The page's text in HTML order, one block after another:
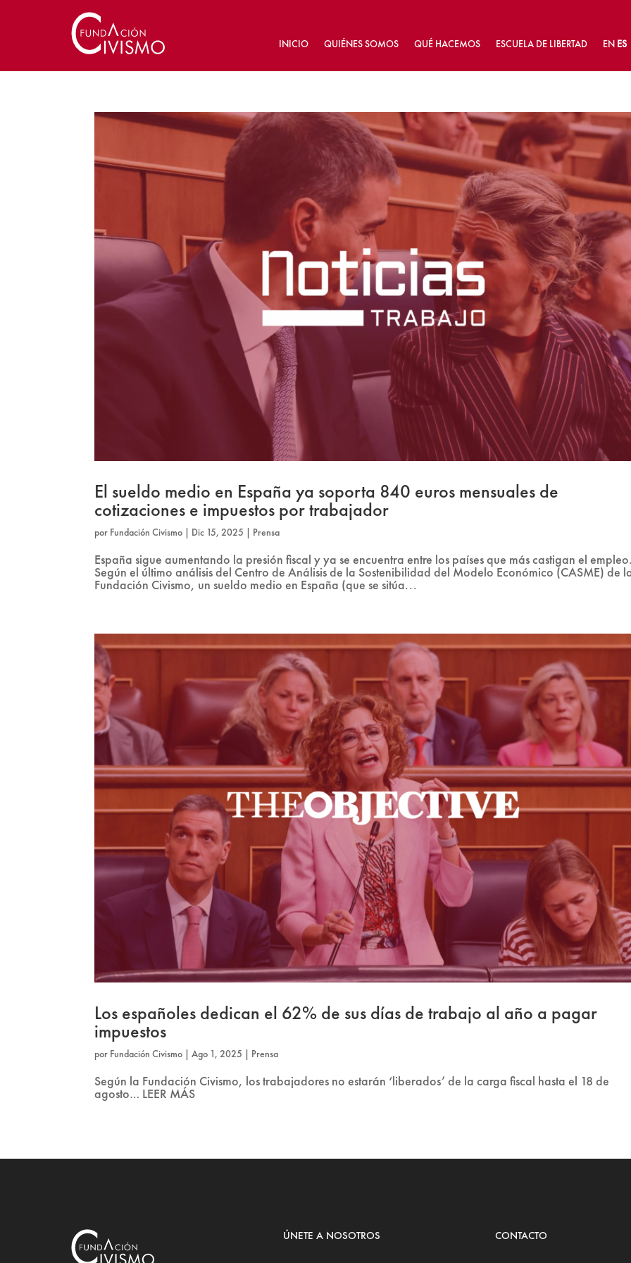
INICIO QUIÉNES SOMOS QUÉ HACEMOS ESCUELA DE LIBERTAD EN ES
El sueldo medio en España ya soporta 840 euros mensuales de
cotizaciones e impuestos por trabajador
por Fundación Civismo | Dic 15, 2025 | Prensa
España sigue aumentando la presión fiscal y ya se encuentra entre los países que más castigan el
Según el último análisis del Centro de Análisis de la Sostenibilidad del Modelo Económico (CASME) de
Fundación Civismo, un sueldo medio en España (que se sitúa...
Los españoles dedican el 62% de sus días de trabajo al año a pagar
impuestos
por Fundación Civismo |Ago 1, 2025 | Prensa
Según la Fundación Civismo, los trabajadores no estarán ‘liberados’ de la carga fiscal hasta el 18 de
agosto… LEER MÁS
ÚNETE A NOSOTROS CONTACTO